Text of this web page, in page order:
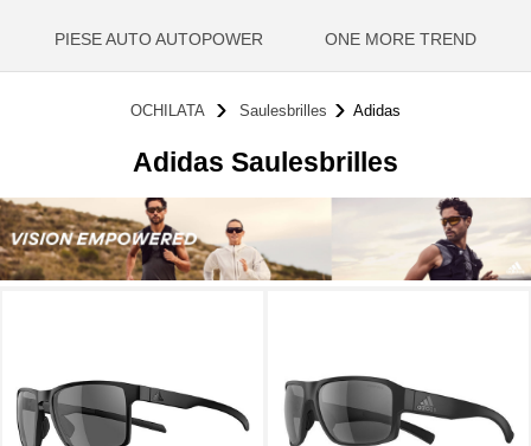
PIESE AUTO AUTOPOWER ONE MORE TREND
OCHILATA Saulesbrilles Adidas
Adidas Saulesbrilles